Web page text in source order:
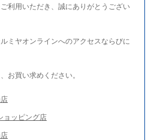
利用いただき、誠にありがとうござい
ミヤオンラインへのアクセスならびに
お買い求めください。
ョッピング店